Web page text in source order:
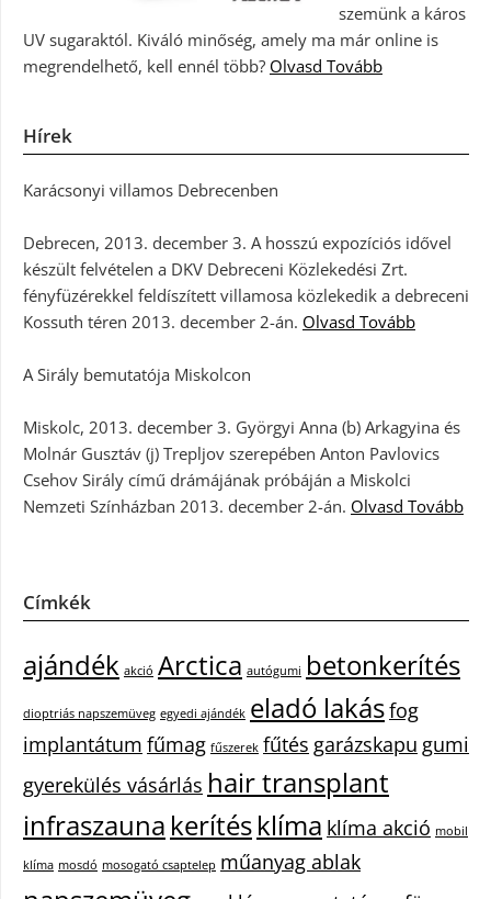
szemünk a káros
UV sugaraktól. Kiváló minőség, amely ma már online is
megrendelhető, kell ennél több? Olvasd Tovább
Hírek
Karácsonyi villamos Debrecenben
Debrecen, 2013. december 3. A hosszú expozíciós idővel
készült felvételen a DKV Debreceni Közlekedési Zrt.
fényfüzérekkel feldíszített villamosa közlekedik a debreceni
Kossuth téren 2013. december 2-án. Olvasd Tovább
A Sirály bemutatója Miskolcon
Miskolc, 2013. december 3. Györgyi Anna (b) Arkagyina és
Molnár Gusztáv (j) Trepljov szerepében Anton Pavlovics
Csehov Sirály című drámájának próbáján a Miskolci
Nemzeti Színházban 2013. december 2-án. Olvasd Tovább
Címkék
ajándék akció Arctica autógumi betonkerítés
dioptriás napszemüveg egyedi ajándék eladó lakásfog
implantátum fűmag fűszerek fűtés garázskapu gumi
gyerekülés vásárlás hair transplant
infraszauna kerítésklíma klíma akció mobil
klíma mosdó mosogató csaptelep műanyag ablak